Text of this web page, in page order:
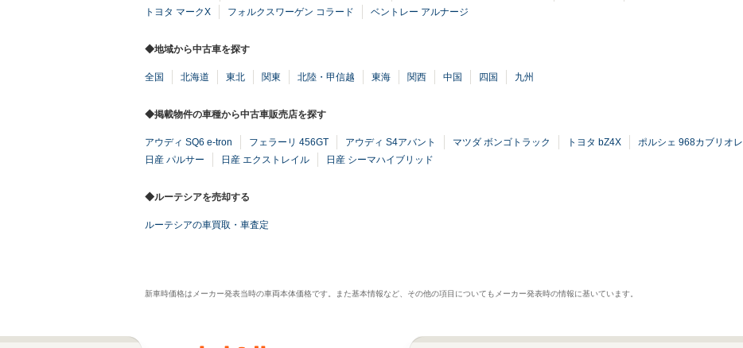
トヨタ マークX
フォルクスワーゲン コラード ベントレー アルナージ
◆地域から中古車を探す
全国 北海道 東北 関東 北陸・甲信越 東海 関西 中国 四国 九州
◆掲載物件の車種から中古車販売店を探す
アウディ SQ6 e-tron フェラーリ 456GT アウディ S4アバント マツダ ボンゴトラック トヨタ bZ4X ポルシェ 968カブリオレ
日産 パルサー
日産 エクストレイル 日産 シーマハイブリッド
◆ルーテシアを売却する
ルーテシアの車買取・車査定
新車時価格はメーカー発表当時の車両本体価格です。また基本情報など、その他の項目についてもメーカー発表時の情報に基いています。